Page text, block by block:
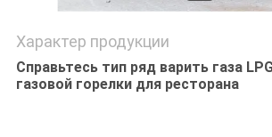
Характер продукции
Справьтесь тип ряд варить газа
газовой горелки для ресторана